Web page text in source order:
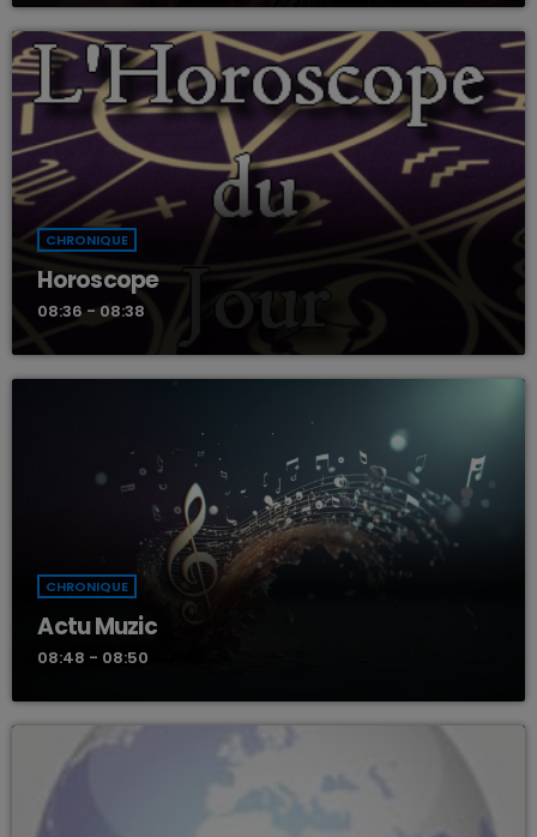
CHRONIQUE
Horoscope
08:36 - 08:38
CHRONIQUE
Actu Muzic
08:48 - 08:50